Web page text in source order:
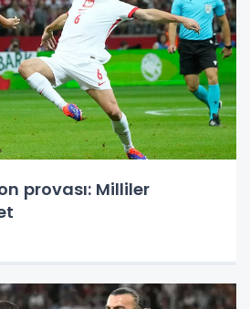
provası: Milliler